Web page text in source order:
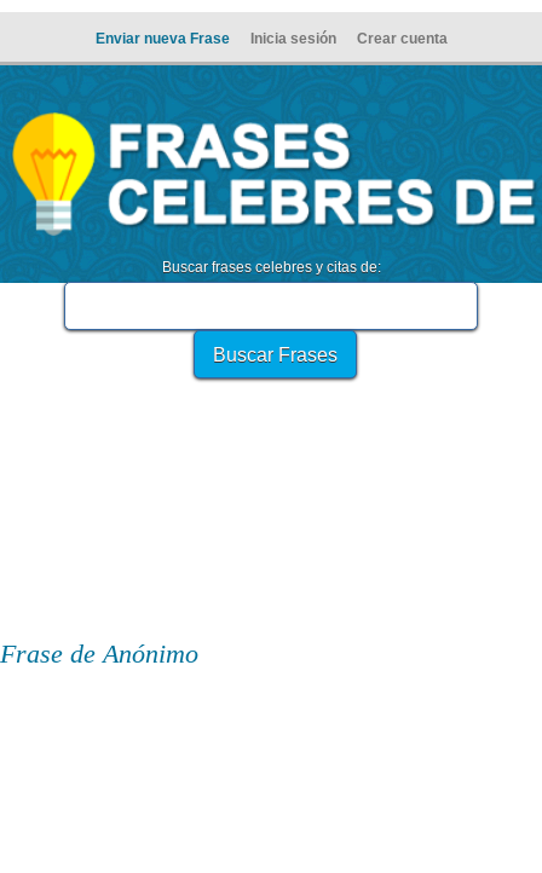
Enviar nueva Frase Inicia sesión Crear cuenta
Buscar frases celebres y citas de:
Frase de Anónimo